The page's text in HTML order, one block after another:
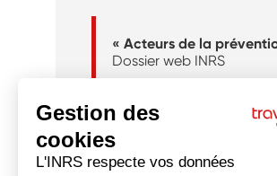
« Acteurs de la
Dossier web INRS